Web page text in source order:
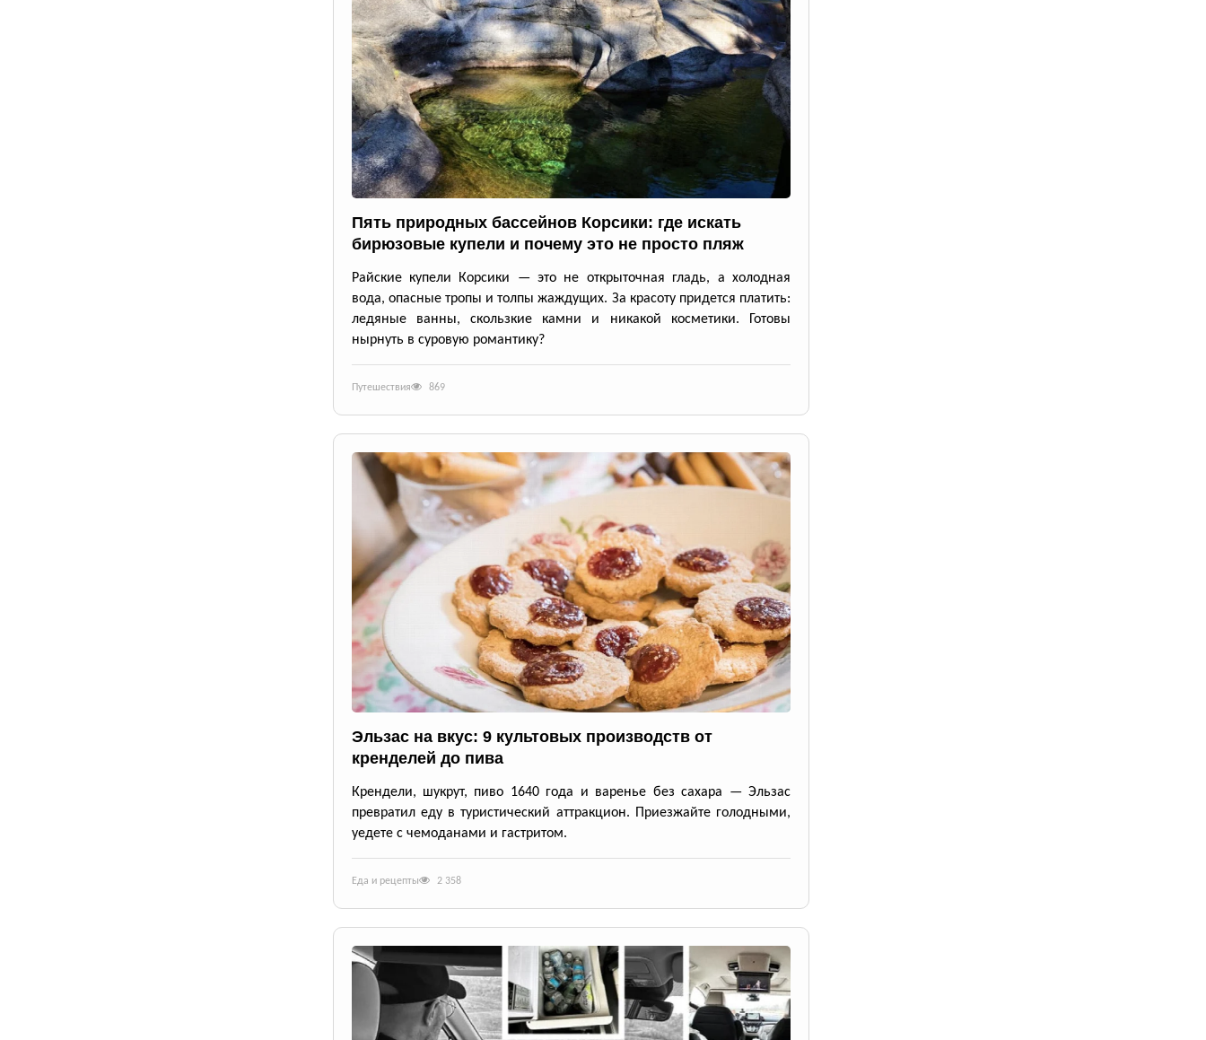
Пять природных бассейнов Корсики: где искать
бирюзовые купели и почему это не просто пляж
Райские купели Корсики — это не открыточная гладь, а холодная
вода, опасные тропы и толпы жаждущих. За красоту придется платить:
ледяные ванны, скользкие камни и никакой косметики. Готовы
нырнуть в суровую романтику?
Путешествия 869
Эльзас на вкус: 9 культовых производств от
кренделей до пива
Крендели, шукрут, пиво 1640 года и варенье без сахара — Эльзас
превратил еду в туристический аттракцион. Приезжайте голодными,
уедете с чемоданами и гастритом.
Еда и рецепты 2 358